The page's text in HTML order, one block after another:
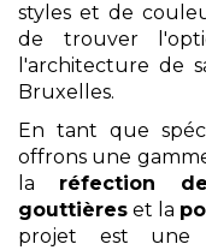
styles et de
de trouver
l'architecture de
Bruxelles.
En tant que
offrons une
la réfection
gouttières et la
projet est une